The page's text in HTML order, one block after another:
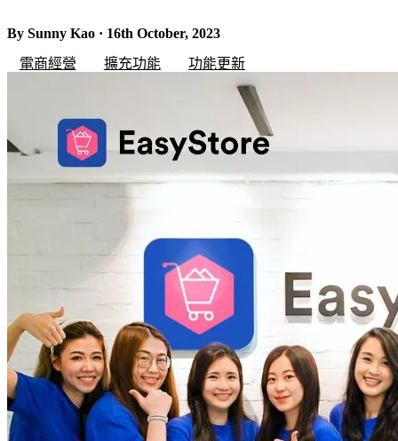
By Sunny Kao · 16th October, 2023
電商經營
擴充功能 功能更新